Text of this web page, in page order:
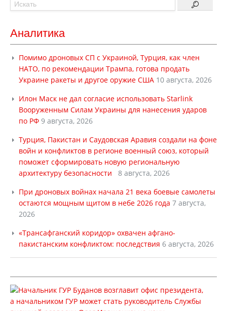
Аналитика
Помимо дроновых СП с Украиной, Турция, как член
НАТО, по рекомендации Трампа, готова продать
Украине ракеты и другое оружие США 10 августа, 2026
Илон Маск не дал согласие использовать Starlink
Вооруженным Силам Украины для нанесения ударов
по РФ 9 августа, 2026
Турция, Пакистан и Саудовская Аравия создали на фоне
войн и конфликтов в регионе военный союз, который
поможет сформировать новую региональную
архитектуру безопасности
8 августа, 2026
При дроновых войнах начала 21 века боевые самолеты
остаются мощным щитом в небе 2026 года 7 августа,
2026
«Трансафганский коридор» охвачен афгано-
пакистанским конфликтом: последствия 6 августа, 2026